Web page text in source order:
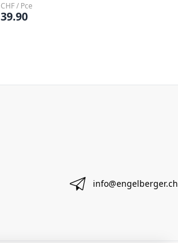
CHF / Pce
39.90
info@engelberger.ch